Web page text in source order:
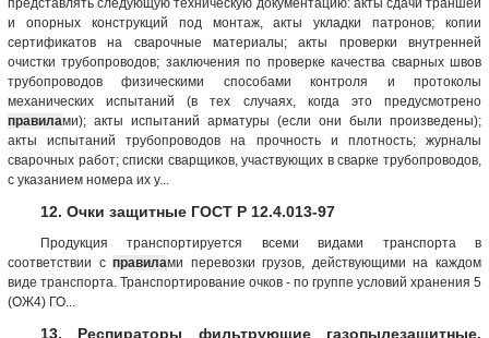
и опорных конструкций под монтаж, акты укладки патронов; копии
сертификатов на сварочные материалы; акты проверки внутренней
очистки трубопроводов; заключения по проверке качества сварных швов
трубопроводов физическими способами контроля и протоколы
механических испытаний (в тех случаях, когда это предусмотрено
правилами); акты испытаний арматуры (если они были произведены);
акты испытаний трубопроводов на прочность и плотность; журналы
сварочных работ; списки сварщиков, участвующих в сварке трубопроводов,
с указанием номера их у...
12. Очки защитные ГОСТ Р 12.4.013-97
Продукция транспортируется всеми видами транспорта в
соответствии справилами перевозки грузов, действующими на каждом
виде транспорта. Транспортирование очков - по группе условий хранения 5
(ОЖ4) ГО...
13. Респираторы фильтрующие газопылезащитные.